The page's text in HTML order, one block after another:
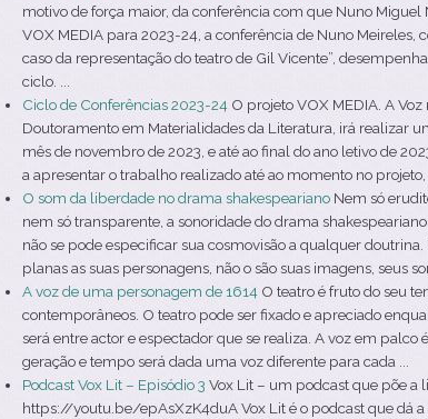
motivo de força maior, da conferência com que Nuno
VOX MEDIA para 2023-24, a conferência de Nuno Meireles,
caso da representação do teatro de Gil Vicente”,
ciclo. ...
Ciclo de Conferências 2023-24 O projeto VOX MEDIA. A
Doutoramento em Materialidades da Literatura, irá realizar
mês de novembro de 2023, e até ao final do ano letivo de
a apresentar o trabalho realizado até ao momento no
O som da liberdade no drama shakespeariano Nem só
nem só transparente, a sonoridade do drama
não se pode especificar sua cosmovisão a qualquer
planas as suas personagens, não o são suas imagens, seus
A voz de uma personagem de 1614 O teatro é fruto do seu
contemporâneos. O teatro pode ser fixado e apreciado
será entre actor e espectador que se realiza. A voz em palco
geração e tempo será dada uma voz diferente para cada ...
Podcast Vox Lit – Episódio 3 Vox Lit – um podcast que põe a
https://youtu.be/epAsXzK4duA Vox Lit é o podcast que dá